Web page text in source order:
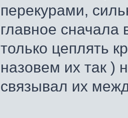
перекурами,
главное сначала
только цеплять
назовем их так )
связывал их